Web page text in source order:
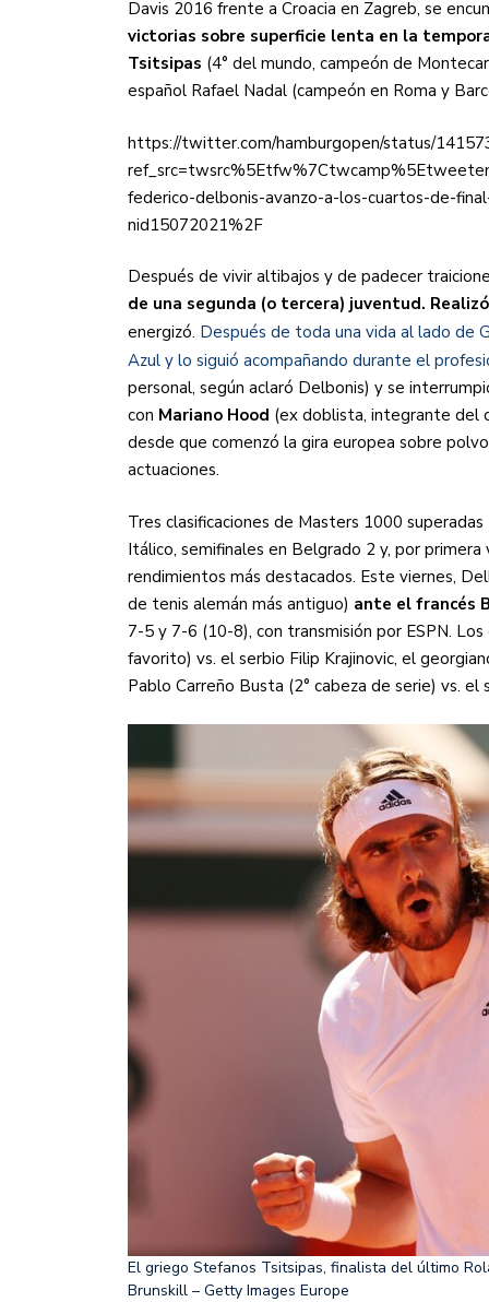
Davis 2016 frente a Croacia en Zagreb, se
victorias sobre superficie lenta en la
Tsitsipas (4° del mundo, campeón de
español Rafael Nadal (campeón en Roma y
https://twitter.com/hamburgopen/status/
federico-delbonis-avanzo-a-los-cuartos-de-
nid15072021%2F
Después de vivir altibajos y de padecer
de una segunda (o tercera) juventud.
energizó. Después de toda una vida al lado de
Azul y lo siguió acompañando durante el
personal, según aclaró Delbonis) y se
con Mariano Hood (ex doblista, integrante del
desde que comenzó la gira europea sobre
actuaciones.
Tres clasificaciones de Masters 1000
Itálico, semifinales en Belgrado 2 y, por
rendimientos más destacados. Este viernes,
de tenis alemán más antiguo) ante el francés
7-5 y 7-6 (10-8), con transmisión por ESPN.
favorito) vs. el serbio Filip Krajinovic, el
Pablo Carreño Busta (2° cabeza de serie) vs. el
El griego Stefanos Tsitsipas, finalista del último
Brunskill – Getty Images Europe